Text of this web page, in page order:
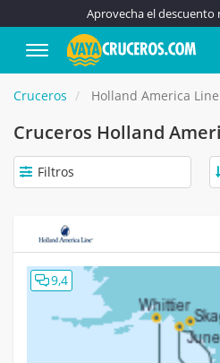
Aprovecha el
Cruceros Holland America Line
Cruceros Holland
Filtros
9,4